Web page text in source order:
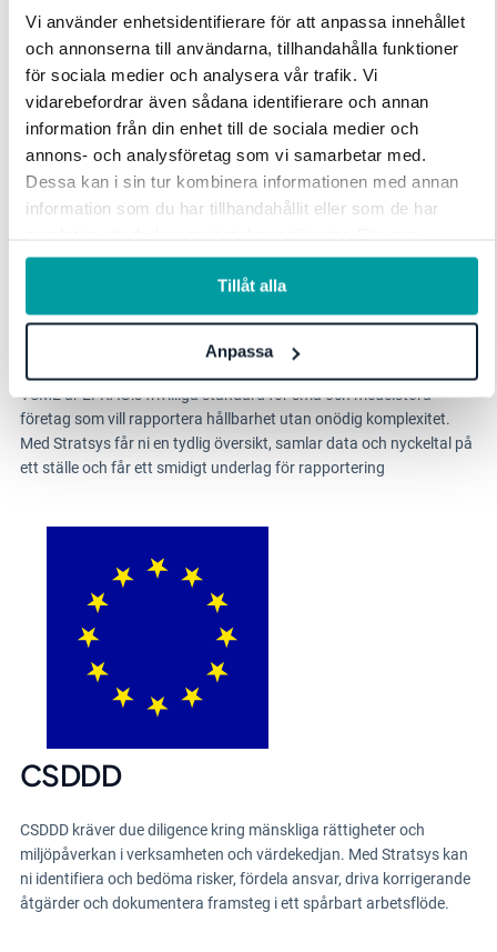
Vi använder enhetsidentifierare för att anpassa innehållet
och annonserna till användarna, tillhandahålla funktioner
för sociala medier och analysera vår trafik. Vi
vidarebefordrar även sådana identifierare och annan
information från din enhet till de sociala medier och
annons- och analysföretag som vi samarbetar med.
Dessa kan i sin tur kombinera informationen med annan
information som du har tillhandahållit eller som de har
information, se vårintegritetspolicy.
Tillåt alla
Anpassa
ihop.
VSME
VSME är EFRAG:s frivilliga standard för små och medelstora
företag som vill rapportera hållbarhet utan onödig komplexitet.
Med Stratsys får ni en tydlig översikt, samlar data och nyckeltal på
ett ställe och får ett smidigt underlag för rapportering
CSDDD
CSDDD kräver due diligence kring mänskliga rättigheter och
miljöpåverkan i verksamheten och värdekedjan. Med Stratsys kan
ni identifiera och bedöma risker, fördela ansvar, driva korrigerande
åtgärder och dokumentera framsteg i ett spårbart arbetsflöde.